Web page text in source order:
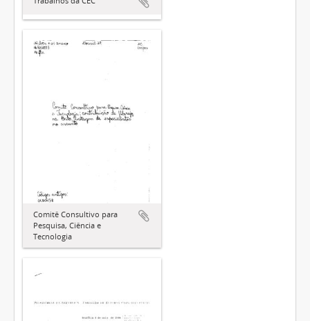
Comitê Consultivo para
Pesquisa, Ciência e
Tecnologia